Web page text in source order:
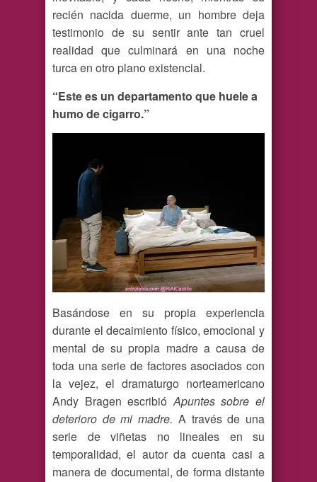
recién nacida duerme, un hombre deja
testimonio de su sentir ante tan cruel
realidad que culminará en una noche
turca en otro plano existencial.
“Este es un departamento que huele a
humo de cigarro.”
Basándose en su propia experiencia
durante el decaimiento físico, emocional y
mental de su propia madre a causa de
toda una serie de factores asociados con
la vejez, el dramaturgo norteamericano
Andy Bragen escribióApuntes sobre el
deterioro de mi madre. A través de una
serie de viñetas no lineales en su
temporalidad, el autor da cuenta casi a
manera de documental, de forma distante